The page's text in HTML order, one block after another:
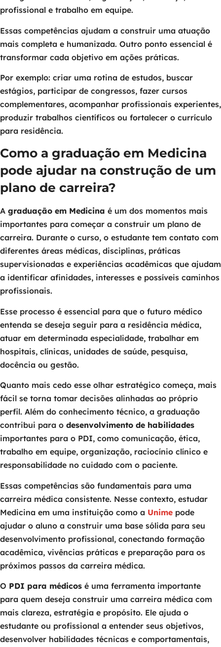
profissional e trabalho em equipe.
Essas competências ajudam a construir uma atuação
mais completa e humanizada. Outro ponto essencial é
transformar cada objetivo em ações práticas.
Por exemplo: criar uma rotina de estudos, buscar
estágios, participar de congressos, fazer cursos
complementares, acompanhar profissionais experientes,
produzir trabalhos científicos ou fortalecer o currículo
para residência.
Como a graduação em Medicina
pode ajudar na construção de um
plano de carreira?
A graduação em Medicina é um dos momentos mais
importantes para começar a construir um plano de
carreira. Durante o curso, o estudante tem contato com
diferentes áreas médicas, disciplinas, práticas
supervisionadas e experiências acadêmicas que ajudam
a identificar afinidades, interesses e possíveis caminhos
profissionais.
Esse processo é essencial para que o futuro médico
entenda se deseja seguir para a residência médica,
atuar em determinada especialidade, trabalhar em
hospitais, clínicas, unidades de saúde, pesquisa,
docência ou gestão.
Quanto mais cedo esse olhar estratégico começa, mais
fácil se torna tomar decisões alinhadas ao próprio
perfil. Além do conhecimento técnico, a graduação
contribui para o desenvolvimento de habilidades
importantes para o PDI, como comunicação, ética,
trabalho em equipe, organização, raciocínio clínico e
responsabilidade no cuidado com o paciente.
Essas competências são fundamentais para uma
carreira médica consistente. Nesse contexto, estudar
Medicina em uma instituição como a Unime pode
ajudar o aluno a construir uma base sólida para seu
desenvolvimento profissional, conectando formação
acadêmica, vivências práticas e preparação para os
próximos passos da carreira médica.
O PDI para médicos é uma ferramenta importante
para quem deseja construir uma carreira médica com
mais clareza, estratégia e propósito. Ele ajuda o
estudante ou profissional a entender seus objetivos,
desenvolver habilidades técnicas e comportamentais,